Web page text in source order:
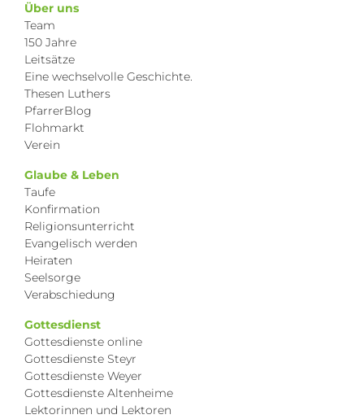
Über uns
Team
150 Jahre
Leitsätze
Eine wechselvolle Geschichte.
Thesen Luthers
PfarrerBlog
Flohmarkt
Verein
Glaube & Leben
Taufe
Konfirmation
Religionsunterricht
Evangelisch werden
Heiraten
Seelsorge
Verabschiedung
Gottesdienst
Gottesdienste online
Gottesdienste Steyr
Gottesdienste Weyer
Gottesdienste Altenheime
Lektorinnen und Lektoren